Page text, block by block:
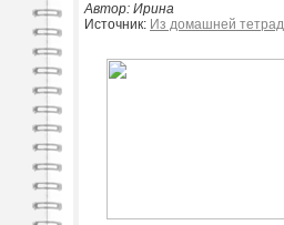
Автор: Ирина
Источник: Из домашней